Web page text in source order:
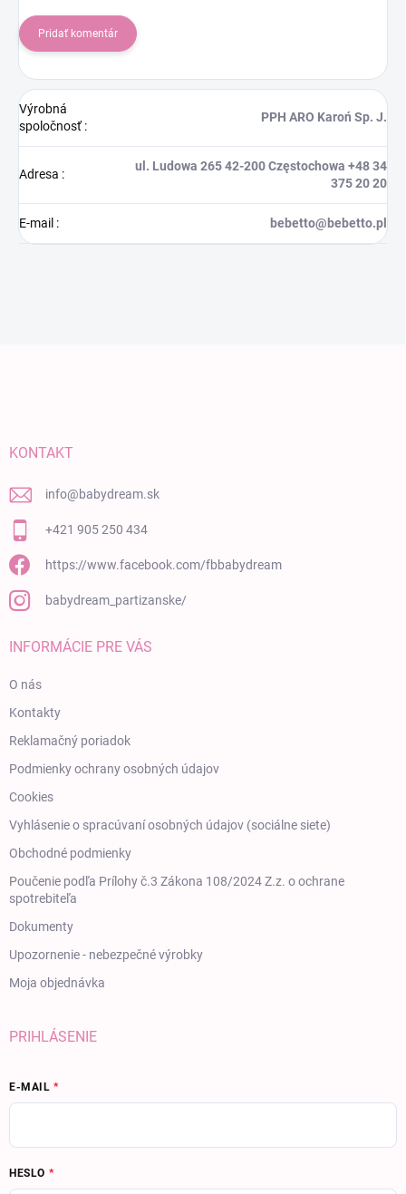
Pridať komentár
Výrobná
spoločnosť:
PPH ARO Karoń Sp. J.
Adresa :
ul. Ludowa 265 42-200 Częstochowa +48 34
375 20 20
E-mail : bebetto@bebetto.pl
KONTAKT
info@babydream.sk
+421 905 250 434
https://www.facebook.com/fbbabydream
babydream_partizanske/
INFORMÁCIE PRE VÁS
O nás
Kontakty
Reklamačný poriadok
Podmienky ochrany osobných údajov
Cookies
Vyhlásenie o spracúvaní osobných údajov (sociálne siete)
Obchodné podmienky
Poučenie podľa Prílohy č.3 Zákona 108/2024 Z.z. o ochrane
spotrebiteľa
Dokumenty
Upozornenie - nebezpečné výrobky
Moja objednávka
PRIHLÁSENIE
E-MAIL
HESLO